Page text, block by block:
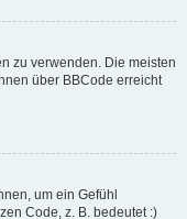
zu verwenden. Die meisten
über BBCode erreicht
um ein Gefühl
Code, z. B. bedeutet :)